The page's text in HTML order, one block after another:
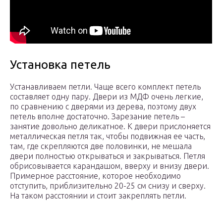
Установка петель
Устанавливаем петли. Чаще всего комплект петель
составляет одну пару. Двери из МДФ очень легкие,
по сравнению с дверями из дерева, поэтому двух
петель вполне достаточно. Зарезание петель –
занятие довольно деликатное. К двери прислоняется
металлическая петля так, чтобы подвижная ее часть,
там, где скрепляются две половинки, не мешала
двери полностью открываться и закрываться. Петля
обрисовывается карандашом, вверху и внизу двери.
Примерное расстояние, которое необходимо
отступить, приблизительно 20-25 см снизу и сверху.
На таком расстоянии и стоит закреплять петли.